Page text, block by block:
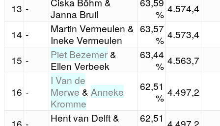
13 -
Janna Bruil
% 4.574,4
14 -
Martin Vermeulen &
Ineke Vermeulen
63,57
% 4.573,4
15 - Piet Bezemer &
Ellen Verbeek
63,44
% 4.563,7
16 -
I Van de
Merwe & Anneke
Kromme
62,51
% 4.497,2
16 -
Hent van Delft &
62,51 4.497,2